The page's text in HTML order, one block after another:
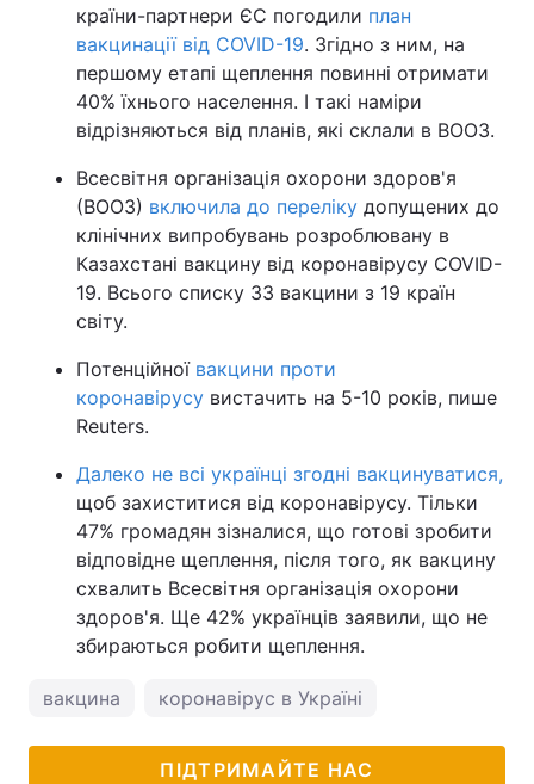
країни-партнери ЄС погодили план
вакцинації від COVID-19. Згідно з ним, на
першому етапі щеплення повинні отримати
40% їхнього населення. І такі наміри
відрізняються від планів, які склали в ВООЗ.
Всесвітня організація охорони здоров'я
(ВООЗ) включила до переліку допущених до
клінічних випробувань розроблювану в
Казахстані вакцину від коронавірусу COVID-
19. Всього списку 33 вакцини з 19 країн
світу.
Потенційної вакцини проти
коронавірусу вистачить на 5-10 років, пише
Reuters.
Далеко не всі українці згодні вакцинуватися,
щоб захиститися від коронавірусу. Тільки
47% громадян зізналися, що готові зробити
відповідне щеплення, після того, як вакцину
схвалить Всесвітня організація охорони
здоров'я. Ще 42% українців заявили, що не
збираються робити щеплення.
вакцина коронавірус в Україні
ПІДТРИМАЙТЕ НАС